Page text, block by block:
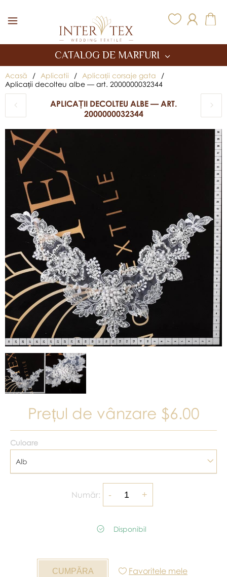
CATALOG DE MARFURI
Acasă / Aplicatii / Aplicații corsaje gata
/
Aplicații decolteu albe — art. 2000000032344
APLICAȚII DECOLTEU ALBE — ART.
2000000032344
Prețul de vânzare $6.00
Culoare
Alb
Număr:
Disponibil
Favoritele mele